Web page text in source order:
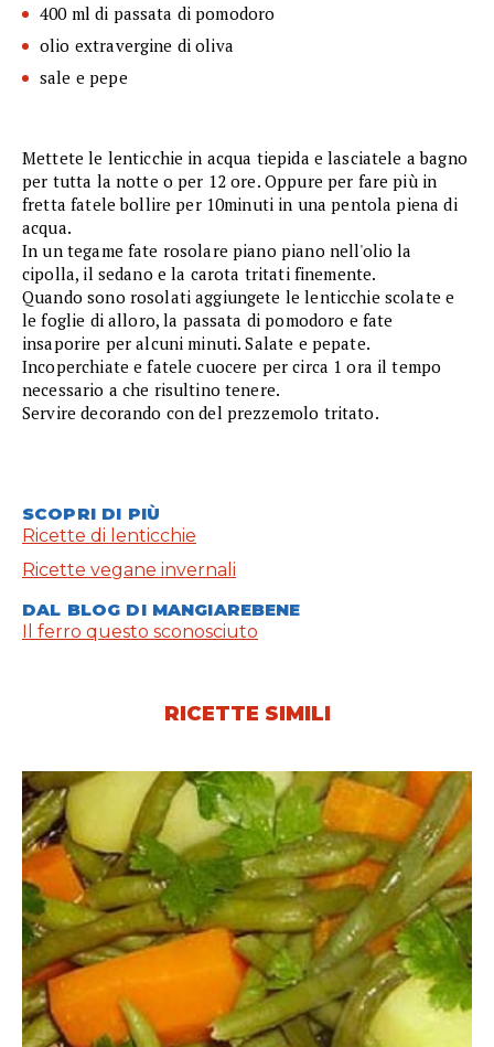
400 ml di passata di pomodoro
olio extravergine di oliva
sale e pepe
Mettete le lenticchie in acqua tiepida e lasciatele a bagno
per tutta la notte o per 12 ore. Oppure per fare più in
fretta fatele bollire per 10minuti in una pentola piena di
acqua.
In un tegame fate rosolare piano piano nell'olio la
cipolla, il sedano e la carota tritati finemente.
Quando sono rosolati aggiungete le lenticchie scolate e
le foglie di alloro, la passata di pomodoro e fate
insaporire per alcuni minuti. Salate e pepate.
Incoperchiate e fatele cuocere per circa 1 ora il tempo
necessario a che risultino tenere.
Servire decorando con del prezzemolo tritato.
SCOPRI DI PIÙ
Ricette di lenticchie
Ricette vegane invernali
DAL BLOG DI MANGIAREBENE
Il ferro questo sconosciuto
RICETTE SIMILI